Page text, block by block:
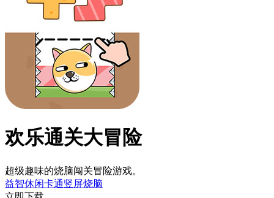
欢乐通关大冒险
超级趣味的烧脑闯关冒险游戏。
益智休闲卡通竖屏烧脑